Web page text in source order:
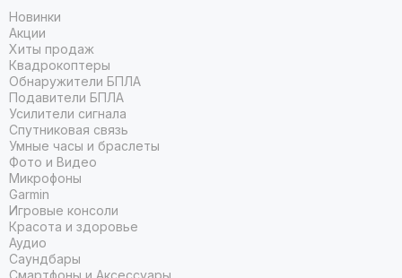
Новинки
Акции
Хиты продаж
Квадрокоптеры
Обнаружители БПЛА
Подавители БПЛА
Усилители сигнала
Спутниковая связь
Умные часы и браслеты
Фото и Видео
Микрофоны
Garmin
Игровые консоли
Красота и здоровье
Аудио
Саундбары
Смартфоны и Аксессуары